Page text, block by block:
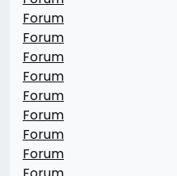
Forum
Forum
Forum
Forum
Forum
Forum
Forum
Forum